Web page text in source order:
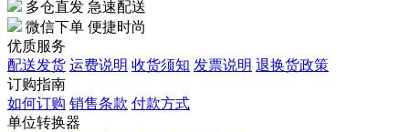
多仓直发 急速配送
微信下单 便捷时尚
优质服务
配送发货 运费说明 收货须知 发票说明 退换货政策
订购指南
如何订购 销售条款 付款方式
单位转换器